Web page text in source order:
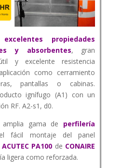
excelentes propiedades
y absorbentes, gran
y excelente resistencia
como cerramiento
pantallas o cabinas.
ignífugo (A1) con un
RF. A2-s1, d0.
gama de perfilería
fácil montaje del panel
ACUTEC PA100 de CONAIRE
ligera como reforzada.